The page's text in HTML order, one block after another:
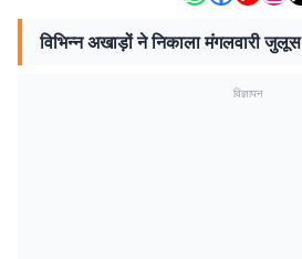
विभिन्न अखाड़ों ने निकाला मंगलवारी जुलूस
विज्ञापन